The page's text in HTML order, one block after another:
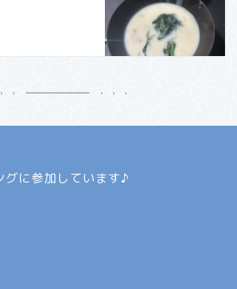
グに参加しています♪